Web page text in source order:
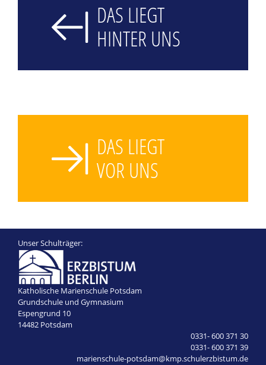
DAS LIEGT
HINTER UNS
DAS LIEGT
VOR UNS
Unser Schulträger:
Katholische Marienschule Potsdam
Grundschule und Gymnasium
Espengrund 10
14482 Potsdam
0331- 600 371 30
0331- 600 371 39
marienschule-potsdam@kmp.schulerzbistum.de